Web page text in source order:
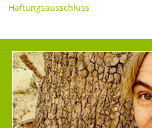
Haftungsausschluss